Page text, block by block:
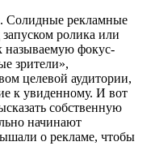
Солидные рекламные
ролика или
называемую фокус-
зрители»,
целевой аудитории,
к увиденному. И вот
собственную
начинают
о рекламе, чтобы